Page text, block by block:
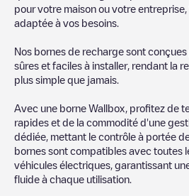
pour votre maison ou votre
adaptée à vos besoins.
Nos bornes de recharge sont
sûres et faciles à installer, rendant la
plus simple que jamais.
Avec une borne Wallbox, profitez de
rapides et de la commodité d'une
dédiée, mettant le contrôle à portée
bornes sont compatibles avec toutes
véhicules électriques, garantissant
fluide à chaque utilisation.